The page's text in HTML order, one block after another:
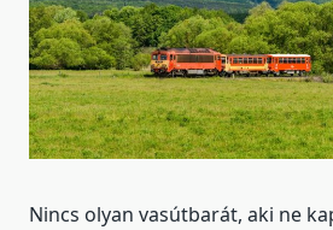
Nincs olyan vasútbarát, aki ne